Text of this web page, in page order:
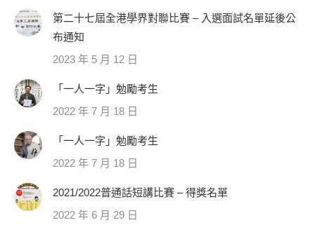
第二十七屆全港學界對聯比賽 – 入選面試名單延後公
布通知
2023 年 5 月 12 日
「一人一字」勉勵考生
2022 年 7 月 18 日
「一人一字」勉勵考生
2022 年 7 月 18 日
2021/2022普通話短講比賽 – 得獎名單
2022 年 6 月 29 日